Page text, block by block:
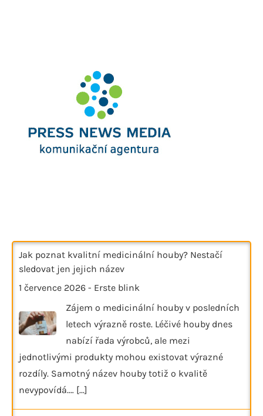
Jak poznat kvalitní medicinální houby? Nestačí
sledovat jen jejich název
1 července 2026 - Erste blink
Zájem o medicinální houby v posledních
letech výrazně roste. Léčivé houby dnes
nabízí řada výrobců, ale mezi
jednotlivými produkty mohou existovat výrazné
rozdíly. Samotný název houby totiž o kvalitě
nevypovídá.… [...]